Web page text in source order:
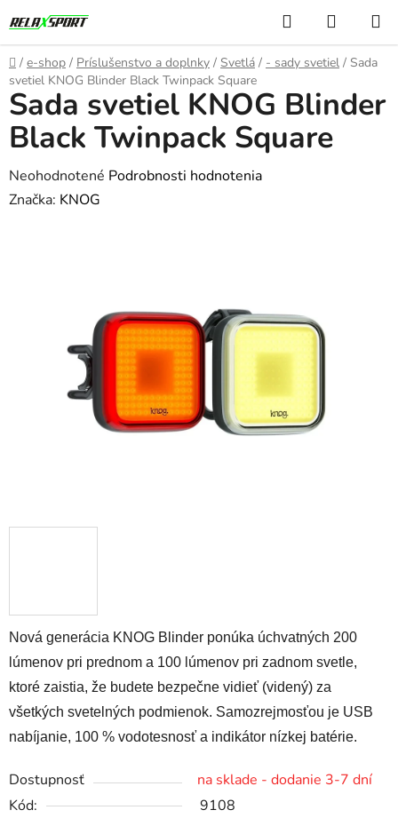
na
obsah
Hľadať
KOŠÍK
Domov
/ e-shop / Príslušenstvo a doplnky / Svetlá / - sady svetiel / Sada
svetiel KNOG Blinder Black Twinpack Square
Nová generácia KNOG Blinder ponúka úchvatných 200
lúmenov pri prednom a 100 lúmenov pri zadnom svetle,
ktoré zaistia, že budete bezpečne vidieť (videný) za
všetkých svetelných podmienok. Samozrejmosťou je USB
nabíjanie, 100 % vodotesnosť a indikátor nízkej batérie.
Dostupnosť
na sklade - dodanie 3-7 dní
Kód:
9108
Sada svetiel KNOG Blinder
Black Twinpack Square
Priemerné
hodnotenie
hviezdičiek.
Neohodnotené Podrobnosti hodnotenia
Značka: KNOG